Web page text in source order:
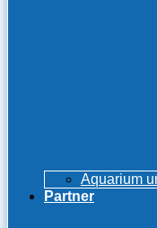
Aquarium
Partner